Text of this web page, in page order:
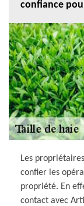
confiance
Les
confier les
propriété. En
contact avec